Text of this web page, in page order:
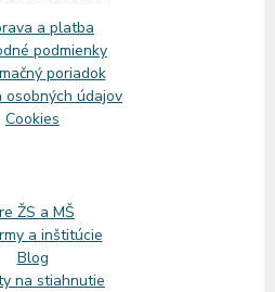
a platba
podmienky
poriadok
osobných údajov
Cookies
ŽS a MŠ
a inštitúcie
Blog
na stiahnutie